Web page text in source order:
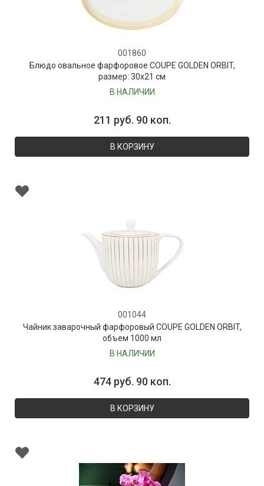
001860
Блюдо овальное фарфоровое COUPE GOLDEN ORBIT,
размер: 30х21 см
В НАЛИЧИИ
211 руб. 90 коп.
В КОРЗИНУ
001044
Чайник заварочный фарфоровый COUPE GOLDEN ORBIT,
объем 1000 мл
В НАЛИЧИИ
474 руб. 90 коп.
В КОРЗИНУ